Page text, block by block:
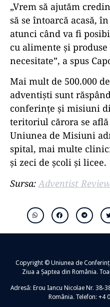
„Vrem să ajutăm
să se întoarcă acasă,
atunci când va fi
cu alimente și
necesitate”, a spus
Mai mult de 500.000
adventiști sunt
conferințe și misiuni
teritoriul cărora se
Uniunea de Misiuni
spital, mai multe
și zeci de școli și licee.
Sursa: Adventist
Copyright © Uniunea de
Ziua a Șaptea din România.
Adresă: Erou Iancu Nicolae Nr. 38-
România. Telefon: +4